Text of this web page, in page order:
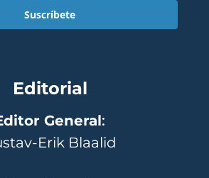
Suscríbete
Editorial
General:
Erik Blaalid